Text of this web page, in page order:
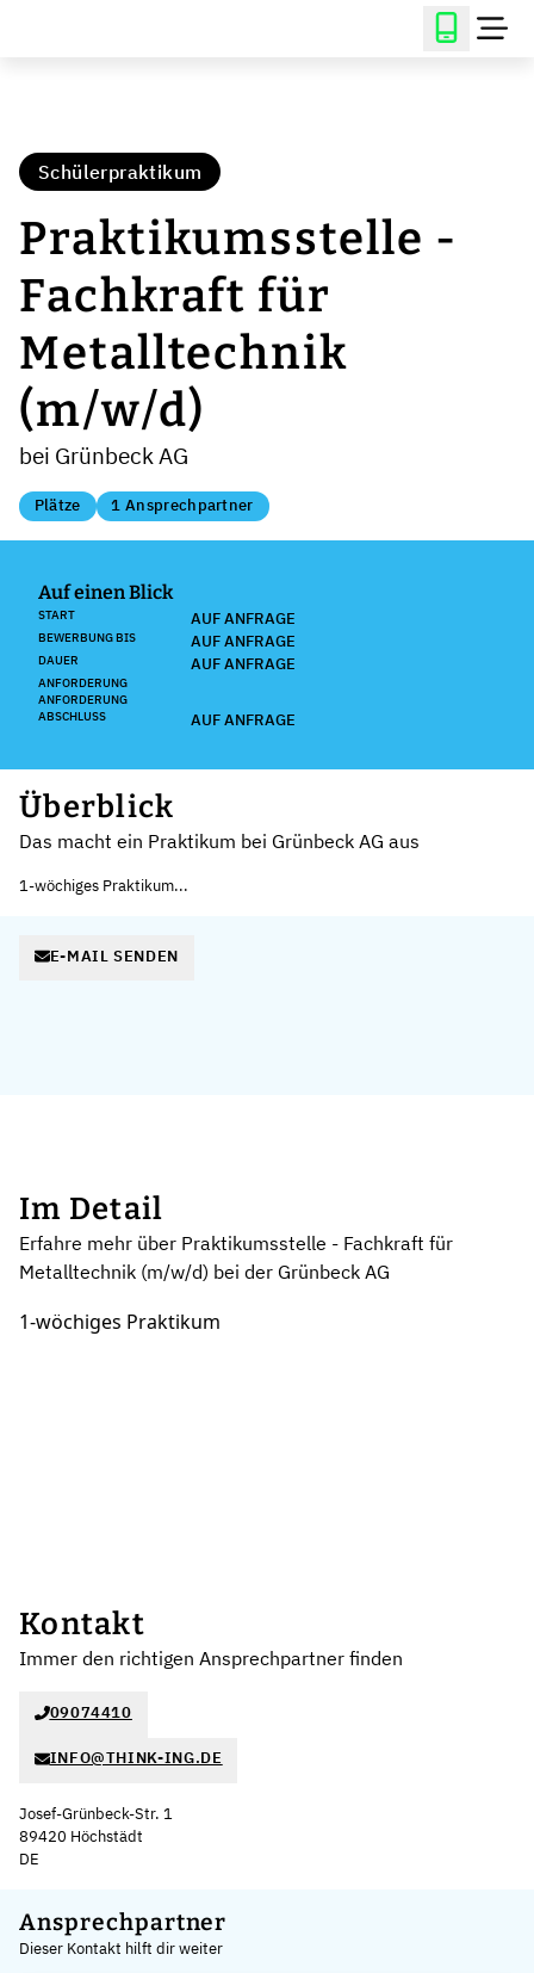
Schülerpraktikum
Praktikumsstelle -
Fachkraft für
Metalltechnik
(m/w/d)
bei Grünbeck AG
Plätze 1 Ansprechpartner
Auf einen Blick
START AUF ANFRAGE
BEWERBUNG BIS AUF ANFRAGE
DAUER AUF ANFRAGE
ANFORDERUNG
ANFORDERUNG
ABSCHLUSS
AUF ANFRAGE
Überblick
Das macht ein Praktikum bei Grünbeck AG aus
1-wöchiges Praktikum...
E-MAIL SENDEN
Im Detail
Erfahre mehr über Praktikumsstelle - Fachkraft für
Metalltechnik (m/w/d) bei der Grünbeck AG
1-wöchiges Praktikum
Kontakt
Immer den richtigen Ansprechpartner finden
09074410
INFO@THINK-ING.DE
Josef-Grünbeck-Str. 1
89420 Höchstädt
DE
+
−
Ansprechpartner
Dieser Kontakt hilft dir weiter